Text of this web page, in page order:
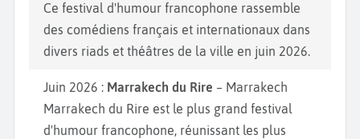
Ce festival d'humour francophone rassemble
des comédiens français et internationaux dans
divers riads et théâtres de la ville en juin 2026.
Juin 2026 : Marrakech du Rire – Marrakech
Marrakech du Rire est le plus grand festival
d'humour francophone, réunissant les plus